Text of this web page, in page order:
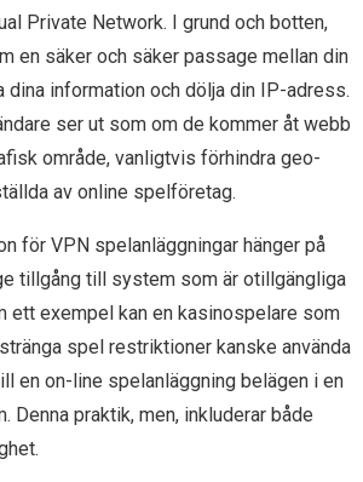
Private Network. I grund och botten,
en säker och säker passage mellan din
dina information och dölja din IP-adress.
ser ut som om de kommer åt webb
område, vanligtvis förhindra geo-
av online spelföretag.
för VPN spelanläggningar hänger på
tillgång till system som är otillgängliga
ett exempel kan en kasinospelare som
spel restriktioner kanske använda
en on-line spelanläggning belägen i en
Denna praktik, men, inkluderar både